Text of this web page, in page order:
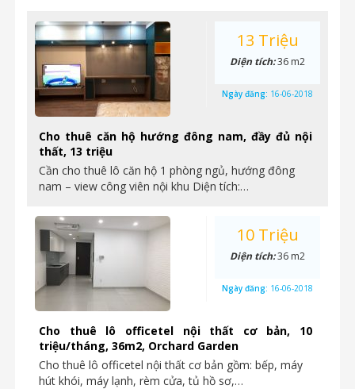
Cho thuê căn hộ hướng đông nam, đầy đủ nội
thất, 13 triệu
Cần cho thuê lô căn hộ 1 phòng ngủ, hướng đông
nam – view công viên nội khu Diện tích:…
13 Triệu
Diện tích:36 m2
Ngày đăng: 16-06-2018
Cho thuê lô officetel nội thất cơ bản, 10
triệu/tháng, 36m2, Orchard Garden
Cho thuê lô officetel nội thất cơ bản gồm: bếp, máy
hút khói, máy lạnh, rèm cửa, tủ hồ sơ,…
10 Triệu
Diện tích:36 m2
Ngày đăng: 16-06-2018